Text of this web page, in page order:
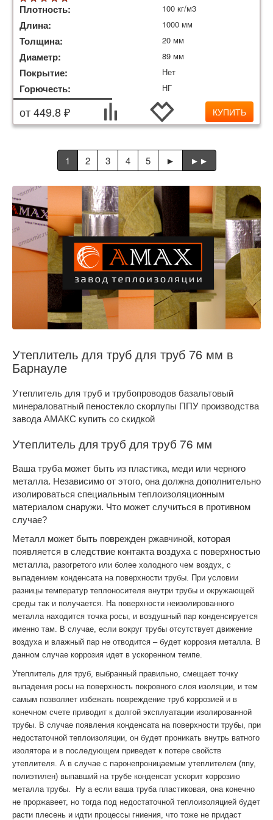
Плотность: 100 кг/м3
Длина: 1000 мм
Толщина: 20 мм
Диаметр: 89 мм
Покрытие: Нет
Горючесть: НГ
от 449.8 ₽ КУПИТЬ
1 2 3 4 5 ► ►►
Утеплитель для труб для труб 76 мм в
Барнауле
Утеплитель для труб и трубопроводов базальтовый
минераловатный пеностекло скорлупы ППУ производства
завода АМАКС купить со скидкой
Утеплитель для труб для труб 76 мм
Ваша труба может быть из пластика, меди или черного
металла. Независимо от этого, она должна дополнительно
изолироваться специальным теплоизоляционным
материалом снаружи. Что может случиться в противном
случае?
Металл может быть поврежден ржавчиной, которая
появляется в следствие контакта воздуха с поверхностью
металла, разогретого или более холодного чем воздух, с
выпадением конденсата на поверхности трубы. При условии
разницы температур теплоносителя внутри трубы и окружающей
среды так и получается. На поверхности неизолированного
металла находится точка росы, и воздушный пар конденсируется
именно там. В случае, если вокруг трубы отсутствует движение
воздуха и влажный пар не отводится – будет коррозия металла. В
данном случае коррозия идет в ускоренном темпе.
Утеплитель для труб, выбранный правильно, смещает точку
выпадения росы на поверхность покровного слоя изоляции, и тем
самым позволяет избежать повреждение труб коррозией и в
конечном счете приводит к долгой эксплуатации изолированной
трубы. В случае появления конденсата на поверхности трубы, при
недостаточной теплоизоляции, он будет проникать внутрь ватного
изолятора и в последующем приведет к потере свойств
утеплителя. А в случае с паронепроницаемым утеплителем (ппу,
полиэтилен) выпавший на трубе конденсат ускорит коррозию
металла трубы. Ну а если ваша труба пластиковая, она конечно
не проржавеет, но тогда под недостаточной теплоизоляцией будет
расти плесень и идти процессы гниения, что тоже не придаст